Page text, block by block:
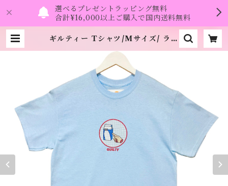
選べるプレゼントラッピング無料
合計¥16,000以上ご購入で国内送料無料
ギルティー Tシャツ/Mサイズ/ ライ
き《SAU》 | namo.